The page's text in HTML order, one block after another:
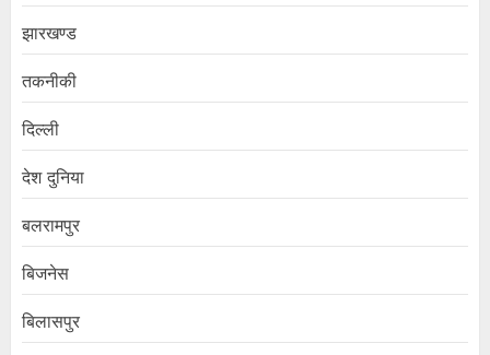
झारखण्ड
तकनीकी
दिल्ली
देश दुनिया
बलरामपुर
बिजनेस
बिलासपुर